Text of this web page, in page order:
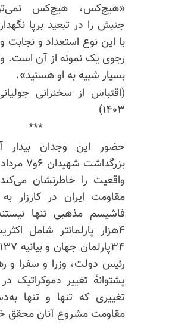
«هیچ‌کس، هیچ‌کس
جنبش را در تبعید برپا
با این نوع استعداد و نجابت
رجوی یک نمونه از آن است.
بسیار شبیه به او هستید».
۱۴۰۳)
***
حضور این وجدان بیدار
بزرگداشت
واقعیت را خاطرنشان
مقاومت ایران در کارزار
فاشیسم مذهبی تنها
۴هزار پارلمانتر شامل
رئیس دولت، وزرا و سفرا و
پشتوانه‌ٔ تغییر دموکراتیک
تغییری که تنها و تنها
مقاومت مشروع آنان محقق